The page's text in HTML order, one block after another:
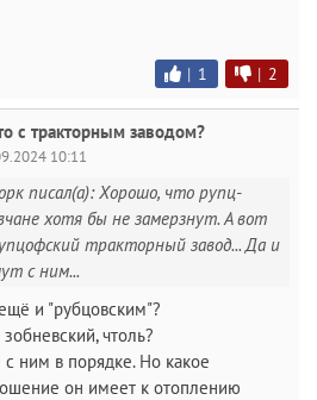
| 1 | 2
с тракторным заводом?
10:11
писал(а): Хорошо, что рупц-
хотя бы не замерзнут. А вот
тракторный завод... Да и
с ним...
и "рубцовским"?
чтоль?
с ним в порядке. Но какое
он имеет к отоплению